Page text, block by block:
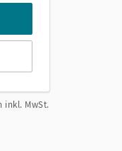
inkl. MwSt.